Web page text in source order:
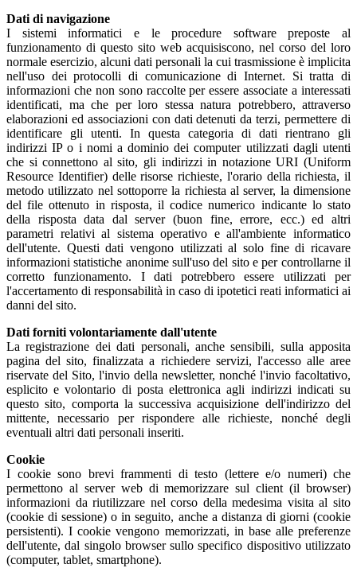
Dati di navigazione
I sistemi informatici e le procedure software preposte al
funzionamento di questo sito web acquisiscono, nel corso del loro
normale esercizio, alcuni dati personali la cui trasmissione è implicita
nell'uso dei protocolli di comunicazione di Internet. Si tratta di
informazioni che non sono raccolte per essere associate a interessati
identificati, ma che per loro stessa natura potrebbero, attraverso
elaborazioni ed associazioni con dati detenuti da terzi, permettere di
identificare gli utenti. In questa categoria di dati rientrano gli
indirizzi IP o i nomi a dominio dei computer utilizzati dagli utenti
che si connettono al sito, gli indirizzi in notazione URI (Uniform
Resource Identifier) delle risorse richieste, l'orario della richiesta, il
metodo utilizzato nel sottoporre la richiesta al server, la dimensione
del file ottenuto in risposta, il codice numerico indicante lo stato
della risposta data dal server (buon fine, errore, ecc.) ed altri
parametri relativi al sistema operativo e all'ambiente informatico
dell'utente. Questi dati vengono utilizzati al solo fine di ricavare
informazioni statistiche anonime sull'uso del sito e per controllarne il
corretto funzionamento. I dati potrebbero essere utilizzati per
l'accertamento di responsabilità in caso di ipotetici reati informatici ai
danni del sito.
Dati forniti volontariamente dall'utente
La registrazione dei dati personali, anche sensibili, sulla apposita
pagina del sito, finalizzata a richiedere servizi, l'accesso alle aree
riservate del Sito, l'invio della newsletter, nonché l'invio facoltativo,
esplicito e volontario di posta elettronica agli indirizzi indicati su
questo sito, comporta la successiva acquisizione dell'indirizzo del
mittente, necessario per rispondere alle richieste, nonché degli
eventuali altri dati personali inseriti.
Cookie
I cookie sono brevi frammenti di testo (lettere e/o numeri) che
permettono al server web di memorizzare sul client (il browser)
informazioni da riutilizzare nel corso della medesima visita al sito
(cookie di sessione) o in seguito, anche a distanza di giorni (cookie
persistenti). I cookie vengono memorizzati, in base alle preferenze
dell'utente, dal singolo browser sullo specifico dispositivo utilizzato
(computer, tablet, smartphone).